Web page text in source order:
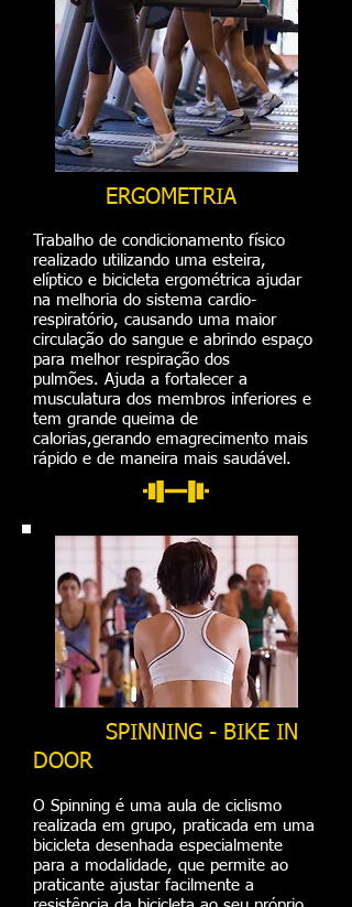
ERGOMETRIA
Trabalho de condicionamento físico
realizado utilizando uma esteira,
elíptico e bicicleta ergométrica ajudar
na melhoria do sistema cardio-
respiratório, causando uma maior
circulação do sangue e abrindo espaço
para melhor respiração dos
pulmões. Ajuda a fortalecer a
musculatura dos membros inferiores e
tem grande queima de
calorias,gerando emagrecimento mais
rápido e de maneira mais saudável.
SPINNING - BIKE IN
DOOR
O Spinning é uma aula de ciclismo
realizada em grupo, praticada em uma
bicicleta desenhada especialmente
para a modalidade, que permite ao
praticante ajustar facilmente a